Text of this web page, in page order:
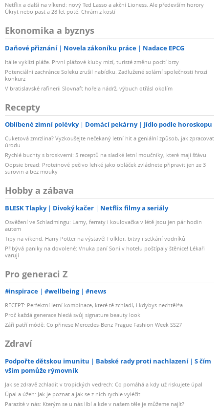
Netflix a další na víkend: nový Ted Lasso a akční Lioness. Ale především horory
Úkryt nebo past a 28 let poté: Chrám z kostí
Ekonomika a byznys
Daňové přiznání Novela zákoníku práce Nadace EPCG
Itálie vyklízí pláže. První plážové kluby mizí, turisté změnu pocítí brzy
Potenciální zachránce Soleku zrušil nabídku. Zadlužené solární společnosti hrozí
konkurz
V bratislavské rafinerii Slovnaft hořela nádrž, výbuch otřásl okolím
Recepty
Oblíbené zimní polévky Domácí pekárny Jídlo podle horoskopu
Cuketová zmrzlina? Vyzkoušejte nečekaný letní hit a geniální způsob, jak zpracovat
úrodu
Rychlé buchty s broskvemi: 5 receptů na sladké letní moučníky, které mají šťávu
Oopsie bread: Proteinové pečivo lehké jako obláček zvládnete připravit jen ze 3
surovin a bez mouky
Hobby a zábava
BLESK Tlapky Divoký kačer Netflix filmy a seriály
Osvěžení ve Schladmingu: Lamy, ferraty i koulovačka v létě jsou jen pár hodin
autem
Tipy na víkend: Harry Potter na výstavě! Folklor, bitvy i setkání vodníků
Přibývá paniky na dovolené: Vnuka paní Soni v hotelu poštípaly štěnice! Lékaři
varují
Pro generaci Z
#inspirace #wellbeing #news
RECEPT: Perfektní letní kombinace, které tě zchladí, i kdybys nechtěl*a
Proč každá generace hledá svůj signature beauty look
Září patří módě: Co přinese Mercedes-Benz Prague Fashion Week SS27
Zdraví
Podpořte dětskou imunitu Babské rady proti nachlazení
S čím
vším pomůže rýmovník
Jak se zdravě zchladit v tropických vedrech: Co pomáhá a kdy už riskujete úpal
Úpal a úžeh: Jak je poznat a jak se z nich rychle vyléčit
Parazité v nás: Kterým se u nás líbí a kde v našem těle je můžeme najít?